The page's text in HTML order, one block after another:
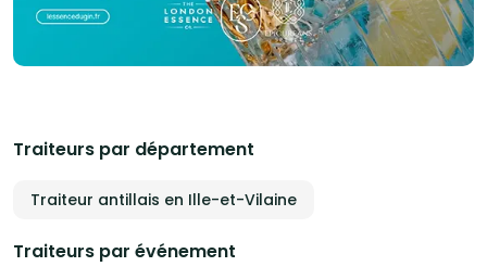
Traiteurs par département
Traiteur antillais en Ille-et-Vilaine
Traiteurs par événement